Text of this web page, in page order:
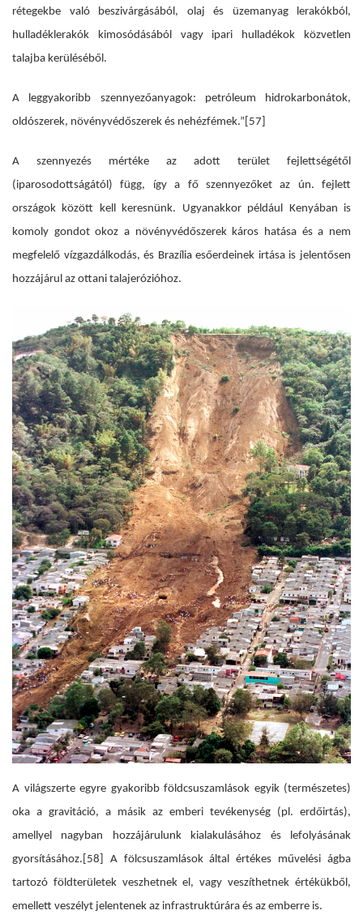
rétegekbe való beszivárgásából, olaj és üzemanyag lerakókból,
hulladéklerakók kimosódásából vagy ipari hulladékok közvetlen
talajba kerüléséből.
A leggyakoribb szennyezőanyagok: petróleum hidrokarbonátok,
oldószerek, növényvédőszerek és nehézfémek.” [57]
A szennyezés mértéke az adott terület fejlettségétől
(iparosodottságától) függ, így a fő szennyezőket az ún. fejlett
országok között kell keresnünk. Ugyanakkor például Kenyában is
komoly gondot okoz a növényvédőszerek káros hatása és a nem
megfelelő vízgazdálkodás, és Brazília esőerdeinek irtása is jelentősen
hozzájárul az ottani talajerózióhoz.
A világszerte egyre gyakoribb földcsuszamlások egyik (természetes)
oka a gravitáció, a másik az emberi tevékenység (pl. erdőirtás),
amellyel nagyban hozzájárulunk kialakulásához és lefolyásának
gyorsításához. [58] A fölcsuszamlások által értékes művelési ágba
tartozó földterületek veszhetnek el, vagy veszíthetnek értékükből,
emellett veszélyt jelentenek az infrastruktúrára és az emberre is.